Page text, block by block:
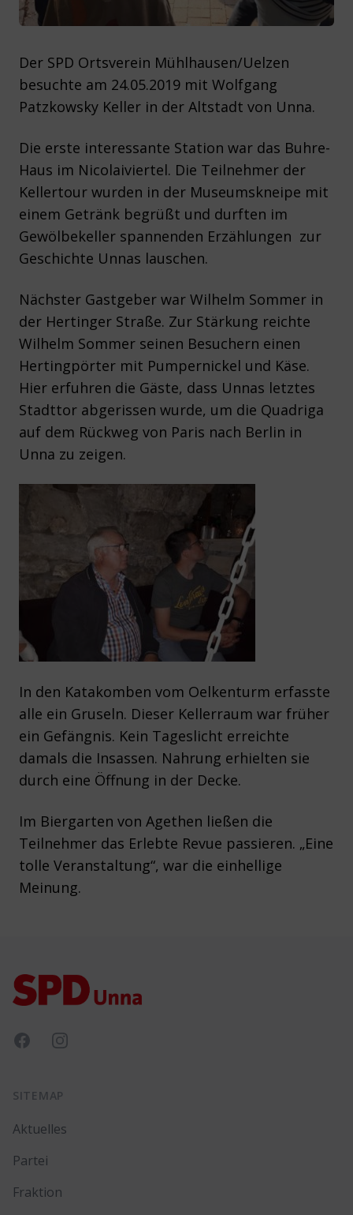
Der SPD Ortsverein Mühlhausen/Uelzen
besuchte am 24.05.2019 mit Wolfgang
Patzkowsky Keller in der Altstadt von Unna.
Die erste interessante Station war das Buhre-
Haus im Nicolaiviertel. Die Teilnehmer der
Kellertour wurden in der Museumskneipe mit
einem Getränk begrüßt und durften im
Gewölbekeller spannenden Erzählungen zur
Geschichte Unnas lauschen.
Nächster Gastgeber war Wilhelm Sommer in
der Hertinger Straße. Zur Stärkung reichte
Wilhelm Sommer seinen Besuchern einen
Hertingpörter mit Pumpernickel und Käse.
Hier erfuhren die Gäste, dass Unnas letztes
Stadttor abgerissen wurde, um die Quadriga
auf dem Rückweg von Paris nach Berlin in
Unna zu zeigen.
In den Katakomben vom Oelkenturm erfasste
alle ein Gruseln. Dieser Kellerraum war früher
ein Gefängnis. Kein Tageslicht erreichte
damals die Insassen. Nahrung erhielten sie
durch eine Öffnung in der Decke.
Im Biergarten von Agethen ließen die
Teilnehmer das Erlebte Revue passieren. „Eine
tolle Veranstaltung“, war die einhellige
Meinung.
FacebookInstagram
SITEMAP
Aktuelles
Partei
Fraktion